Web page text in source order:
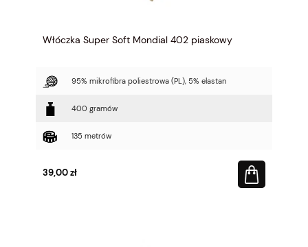
Włóczka Super Soft Mondial 402 piaskowy
95% mikrofibra poliestrowa (PL), 5% elastan
400 gramów
135 metrów
39,00 zł